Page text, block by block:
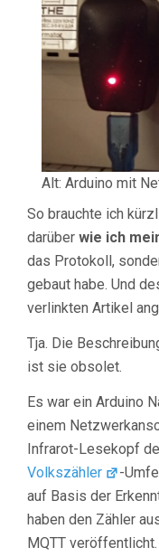
Alt: Arduino mit
So brauchte ich
darüber wie ich
das Protokoll,
gebaut habe. Und
verlinkten Artikel
Tja. Die
ist sie obsolet.
Es war ein Arduino
einem
Infrarot-Lesekopf
Volkszähler
-
auf Basis der
haben den Zähler
MQTT